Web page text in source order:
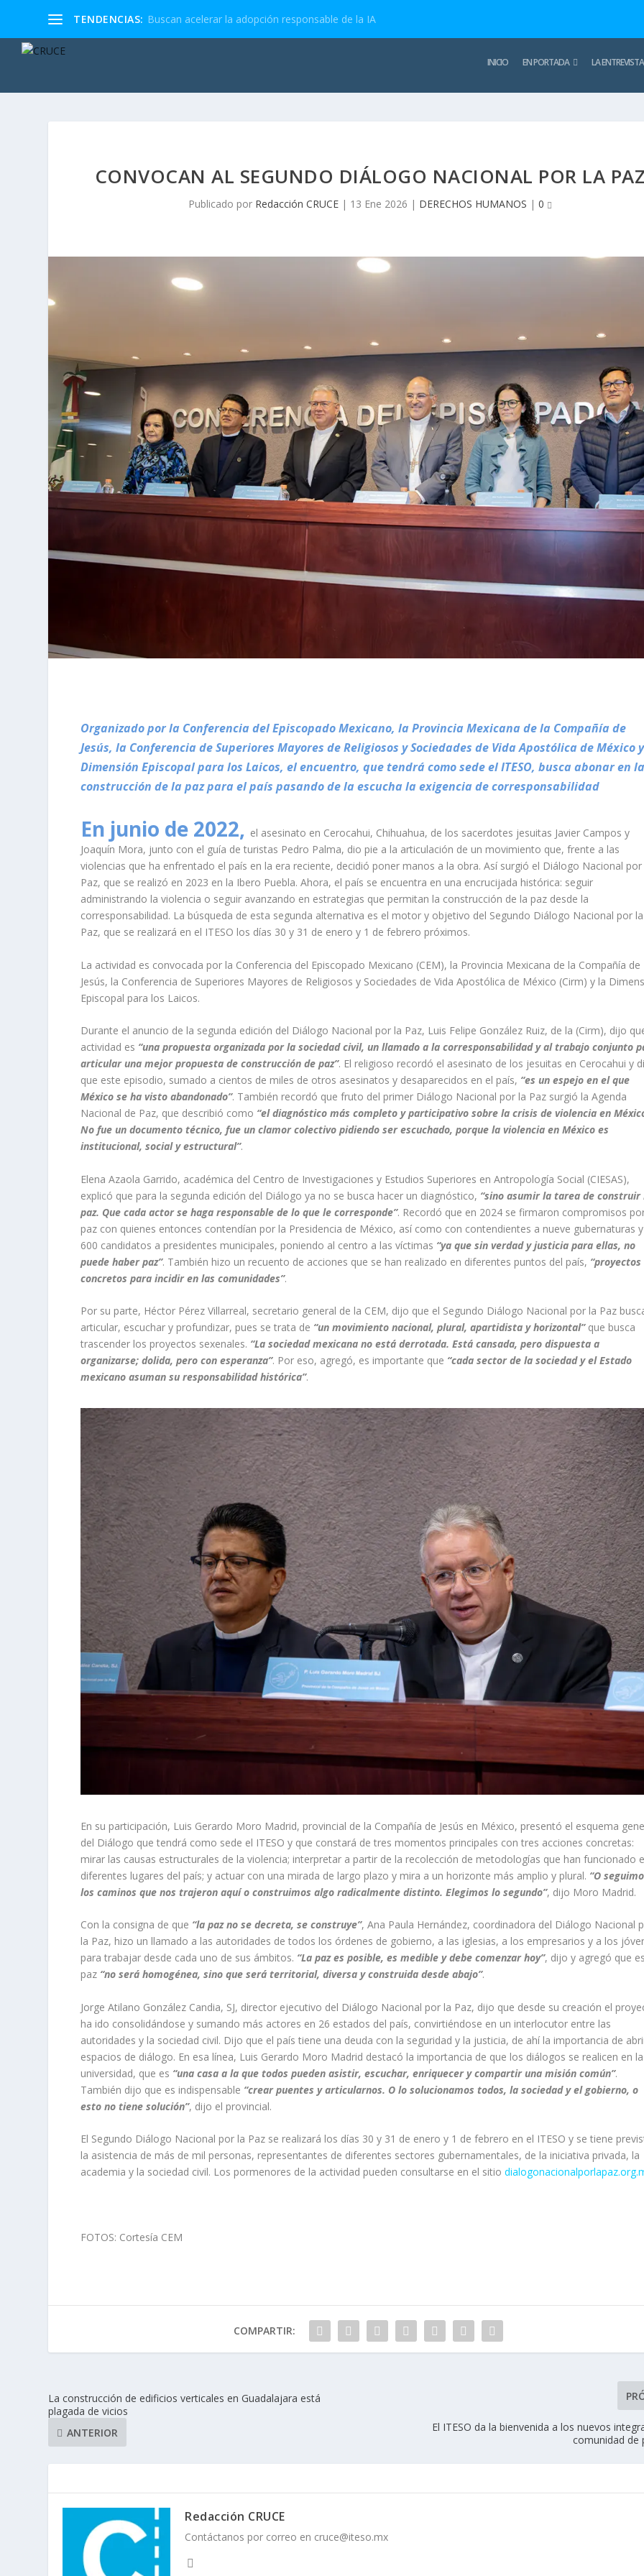
TENDENCIAS: Buscan acelerar la adopción responsable de la IA
INICIO EN PORTADA LA ENTREVISTA
CONVOCAN AL SEGUNDO DIÁLOGO NACIONAL POR LA
Publicado por Redacción CRUCE| 13 Ene 2026 | DERECHOS HUMANOS | 0
Organizado por la Conferencia del Episcopado Mexicano, la Provincia Mexicana de la Compañía de
Jesús, la Conferencia de Superiores Mayores de Religiosos y Sociedades de Vida Apostólica de México
Dimensión Episcopal para los Laicos, el encuentro, que tendrá como sede el ITESO, busca abonar en la
construcción de la paz para el país pasando de la escucha la exigencia de corresponsabilidad
En junio de 2022, el asesinato en Cerocahui, Chihuahua, de los sacerdotes jesuitas Javier Campos y
Joaquín Mora, junto con el guía de turistas Pedro Palma, dio pie a la articulación de un movimiento que, frente a las
violencias que ha enfrentado el país en la era reciente, decidió poner manos a la obra. Así surgió el Diálogo Nacional por
Paz, que se realizó en 2023 en la Ibero Puebla. Ahora, el país se encuentra en una encrucijada histórica: seguir
administrando la violencia o seguir avanzando en estrategias que permitan la construcción de la paz desde la
corresponsabilidad. La búsqueda de esta segunda alternativa es el motor y objetivo del Segundo Diálogo Nacional por la
Paz, que se realizará en el ITESO los días 30 y 31 de enero y 1 de febrero próximos.
La actividad es convocada por la Conferencia del Episcopado Mexicano (CEM), la Provincia Mexicana de la Compañía de
Jesús, la Conferencia de Superiores Mayores de Religiosos y Sociedades de Vida Apostólica de México (Cirm) y la
Episcopal para los Laicos.
Durante el anuncio de la segunda edición del Diálogo Nacional por la Paz, Luis Felipe González Ruiz, de la (Cirm), dijo
actividad es “una propuesta organizada por la sociedad civil, un llamado a la corresponsabilidad y al trabajo conjunto
articular una mejor propuesta de construcción de paz”. El religioso recordó el asesinato de los jesuitas en Cerocahui y
que este episodio, sumado a cientos de miles de otros asesinatos y desaparecidos en el país, “es un espejo en el que
México se ha visto abandonado”. También recordó que fruto del primer Diálogo Nacional por la Paz surgió la Agenda
Nacional de Paz, que describió como “el diagnóstico más completo y participativo sobre la crisis de violencia en
No fue un documento técnico, fue un clamor colectivo pidiendo ser escuchado, porque la violencia en México es
institucional, social y estructural”.
Elena Azaola Garrido, académica del Centro de Investigaciones y Estudios Superiores en Antropología Social (CIESAS),
explicó que para la segunda edición del Diálogo ya no se busca hacer un diagnóstico, “sino asumir la tarea de construir
paz. Que cada actor se haga responsable de lo que le corresponde”. Recordó que en 2024 se firmaron compromisos
paz con quienes entonces contendían por la Presidencia de México, así como con contendientes a nueve gubernaturas y
600 candidatos a presidentes municipales, poniendo al centro a las víctimas “ya que sin verdad y justicia para ellas, no
puede haber paz”. También hizo un recuento de acciones que se han realizado en diferentes puntos del país, “proyectos
concretos para incidir en las comunidades”.
Por su parte, Héctor Pérez Villarreal, secretario general de la CEM, dijo que el Segundo Diálogo Nacional por la Paz
articular, escuchar y profundizar, pues se trata de “un movimiento nacional, plural, apartidista y horizontal”que busca
trascender los proyectos sexenales. “La sociedad mexicana no está derrotada. Está cansada, pero dispuesta a
organizarse; dolida, pero con esperanza”. Por eso, agregó, es importante que “cada sector de la sociedad y el Estado
mexicano asuman su responsabilidad histórica”.
En su participación, Luis Gerardo Moro Madrid, provincial de la Compañía de Jesús en México, presentó el esquema
del Diálogo que tendrá como sede el ITESO y que constará de tres momentos principales con tres acciones concretas:
mirar las causas estructurales de la violencia; interpretar a partir de la recolección de metodologías que han funcionado
diferentes lugares del país; y actuar con una mirada de largo plazo y mira a un horizonte más amplio y plural. “O
los caminos que nos trajeron aquí o construimos algo radicalmente distinto. Elegimos lo segundo”, dijo Moro Madrid.
Con la consigna de que “la paz no se decreta, se construye”, Ana Paula Hernández, coordinadora del Diálogo Nacional
la Paz, hizo un llamado a las autoridades de todos los órdenes de gobierno, a las iglesias, a los empresarios y a los
para trabajar desde cada uno de sus ámbitos. “La paz es posible, es medible y debe comenzar hoy”, dijo y agregó que
paz “no será homogénea, sino que será territorial, diversa y construida desde abajo”.
Jorge Atilano González Candia, SJ, director ejecutivo del Diálogo Nacional por la Paz, dijo que desde su creación el
ha ido consolidándose y sumando más actores en 26 estados del país, convirtiéndose en un interlocutor entre las
autoridades y la sociedad civil. Dijo que el país tiene una deuda con la seguridad y la justicia, de ahí la importancia de
espacios de diálogo. En esa línea, Luis Gerardo Moro Madrid destacó la importancia de que los diálogos se realicen en la
universidad, que es “una casa a la que todos pueden asistir, escuchar, enriquecer y compartir una misión común”.
También dijo que es indispensable “crear puentes y articularnos. O lo solucionamos todos, la sociedad y el gobierno, o
esto no tiene solución”, dijo el provincial.
El Segundo Diálogo Nacional por la Paz se realizará los días 30 y 31 de enero y 1 de febrero en el ITESO y se tiene
la asistencia de más de mil personas, representantes de diferentes sectores gubernamentales, de la iniciativa privada, la
academia y la sociedad civil. Los pormenores de la actividad pueden consultarse en el sitio
FOTOS: Cortesía CEM
COMPARTIR:
La construcción de edificios verticales en Guadalajara está
plagada de vicios
ANTERIOR
El ITESO da la bienvenida a los nuevos
comunidad de
Redacción CRUCE
Contáctanos por correo en cruce@iteso.mx